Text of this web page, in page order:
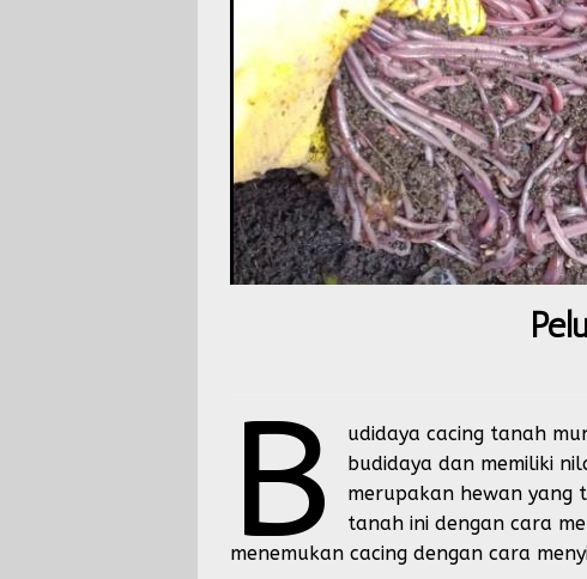
b
udidaya cacing tanah
budidaya dan memiliki
merupakan hewan yang
tanah ini dengan cara
menemukan cacing dengan cara